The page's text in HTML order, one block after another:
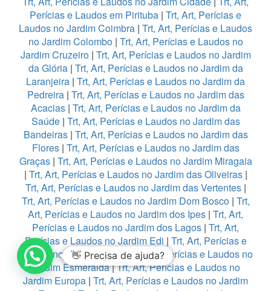
Perícias e Laudos em Pirituba | Trt, Art, Perícias e
Laudos no Jardim Coimbra | Trt, Art, Perícias e Laudos
no Jardim Colombo| Trt, Art, Perícias e Laudos no
Jardim Cruzeiro| Trt, Art, Perícias e Laudos no Jardim
da Glória| Trt, Art, Perícias e Laudos no Jardim da
Laranjeira | Trt, Art, Perícias e Laudos no Jardim da
Pedreira| Trt, Art, Perícias e Laudos no Jardim das
Acacias| Trt, Art, Perícias e Laudos no Jardim da
Saúde| Trt, Art, Perícias e Laudos no Jardim das
Bandeiras| Trt, Art, Perícias e Laudos no Jardim das
Flores| Trt, Art, Perícias e Laudos no Jardim das
Graças| Trt, Art, Perícias e Laudos no Jardim Miragaia
| Trt, Art, Perícias e Laudos no Jardim das Oliveiras|
Trt, Art, Perícias e Laudos no Jardim das Vertentes|
Trt, Art, Perícias e Laudos no Jardim Dom Bosco| Trt,
Art, Perícias e Laudos no Jardim dos Ipes | Trt, Art,
Perícias e Laudos no Jardim dos Lagos | Trt, Art,
Perícias e Laudos no Jardim Edi | Trt, Art, Perícias e
Laudos no Jardim Eledy|Trt, Art, Perícias e Laudos no
Jardim Esmeralda|Trt, Art, Perícias e Laudos no
Jardim Europa | Trt, Art, Perícias e Laudos no Jardim
👋 Precisa de ajuda?